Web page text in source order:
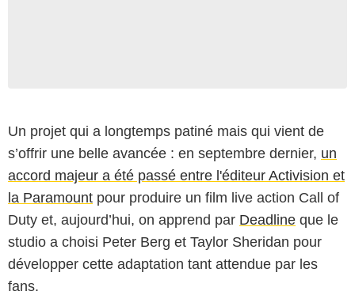
Un projet qui a longtemps patiné mais qui vient de
s’offrir une belle avancée : en septembre dernier, un
accord majeur a été passé entre l'éditeur Activision et
la Paramount pour produire un film live action Call of
Duty et, aujourd’hui, on apprend par Deadline que le
studio a choisi Peter Berg et Taylor Sheridan pour
développer cette adaptation tant attendue par les
fans.